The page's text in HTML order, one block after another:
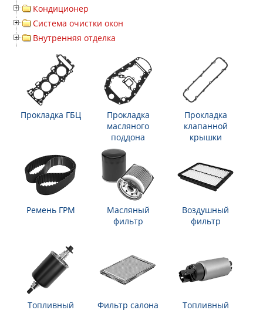
Кондиционер
Система очистки окон
Внутренняя отделка
Прокладка ГБЦ
Прокладка
масляного
поддона
Прокладка
клапанной
крышки
Ремень ГРМ
Масляный
фильтр
Воздушный
фильтр
Топливный Фильтр салона Топливный